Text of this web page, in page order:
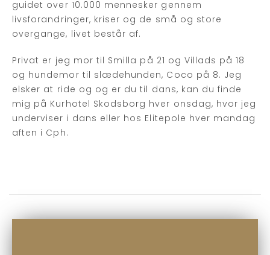
guidet over 10.000 mennesker gennem
livsforandringer, kriser og de små og store
overgange, livet består af.
Privat er jeg mor til Smilla på 21 og Villads på 18
og hundemor til slædehunden, Coco på 8. Jeg
elsker at ride og og er du til dans, kan du finde
mig på Kurhotel Skodsborg hver onsdag, hvor jeg
underviser i dans eller hos Elitepole hver mandag
aften i Cph.